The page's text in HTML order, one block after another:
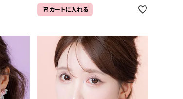
カートに入れる